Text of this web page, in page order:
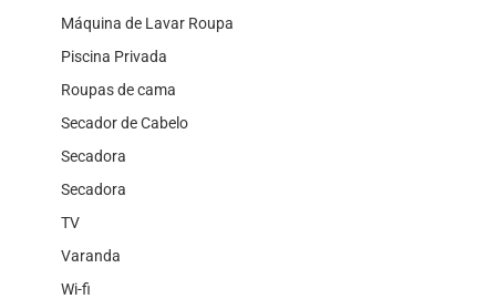
Máquina de Lavar Roupa
Piscina Privada
Roupas de cama
Secador de Cabelo
Secadora
Secadora
TV
Varanda
Wi-fi